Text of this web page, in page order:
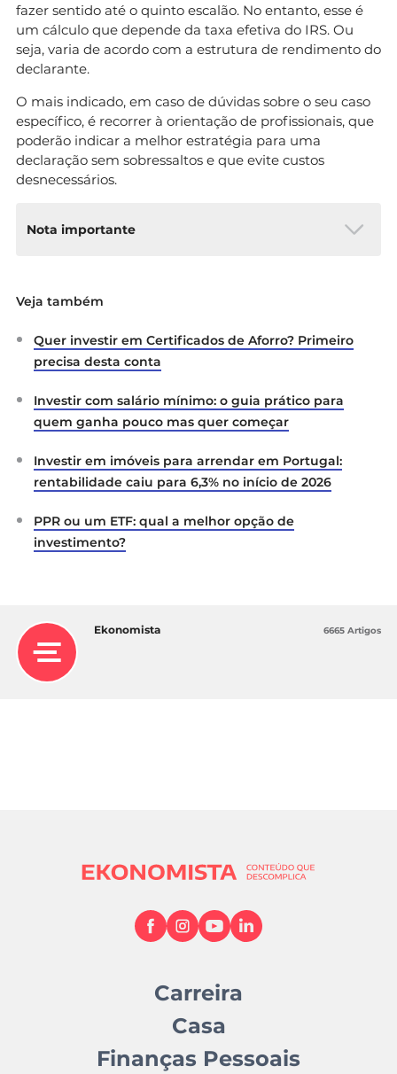
fazer sentido até o quinto escalão. No entanto, esse é
um cálculo que depende da taxa efetiva do IRS. Ou
seja, varia de acordo com a estrutura de rendimento do
declarante.
O mais indicado, em caso de dúvidas sobre o seu caso
específico, é recorrer à orientação de profissionais, que
poderão indicar a melhor estratégia para uma
declaração sem sobressaltos e que evite custos
desnecessários.
Nota importante
pesquisa de investimento. Não foram
destinados a promover a independência da
investigação em matéria de investimento e, por
comunicação de marketing.
Todas as informações foram preparadas pela
ActivTrades (“AT”). Estas não constituem um
registo dos preços da AT, nem uma oferta ou
solicitação para negociar qualquer instrumento
ou garantia quanto à exatidão ou integridade
das mesmas.
situação financeira de qualquer pessoa que o
receba. O desempenho passado não é um
indicador fiável do desempenho futuro. A AT
apenas presta serviços de execução. Assim,
individual, objetivos e perfil de risco.
Veja também
Quer investir em Certificados de Aforro? Primeiro
precisa desta conta
Investir com salário mínimo: o guia prático para
quem ganha pouco mas quer começar
Investir em imóveis para arrendar em Portugal:
rentabilidade caiu para 6,3% no início de 2026
PPR ou um ETF: qual a melhor opção de
investimento?
Ekonomista 6665 Artigos
Carreira
Casa
Finanças Pessoais